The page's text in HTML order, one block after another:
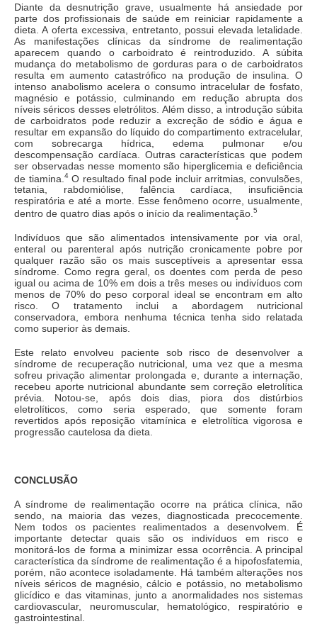
Diante da desnutrição grave, usualmente há ansiedade por
parte dos profissionais de saúde em reiniciar rapidamente a
dieta. A oferta excessiva, entretanto, possui elevada letalidade.
As manifestações clínicas da síndrome de realimentação
aparecem quando o carboidrato é reintroduzido. A súbita
mudança do metabolismo de gorduras para o de carboidratos
resulta em aumento catastrófico na produção de insulina. O
intenso anabolismo acelera o consumo intracelular de fosfato,
magnésio e potássio, culminando em redução abrupta dos
níveis séricos desses eletrólitos. Além disso, a introdução súbita
de carboidratos pode reduzir a excreção de sódio e água e
resultar em expansão do líquido do compartimento extracelular,
com sobrecarga hídrica, edema pulmonar e/ou
descompensação cardíaca. Outras características que podem
ser observadas nesse momento são hiperglicemia e deficiência
de tiamina. 4O resultado final pode incluir arritmias, convulsões,
tetania, rabdomiólise, falência cardíaca, insuficiência
respiratória e até a morte. Esse fenômeno ocorre, usualmente,
dentro de quatro dias após o início da realimentação. 5
Indivíduos que são alimentados intensivamente por via oral,
enteral ou parenteral após nutrição cronicamente pobre por
qualquer razão são os mais susceptíveis a apresentar essa
síndrome. Como regra geral, os doentes com perda de peso
igual ou acima de 10% em dois a três meses ou indivíduos com
menos de 70% do peso corporal ideal se encontram em alto
risco. O tratamento inclui a abordagem nutricional
conservadora, embora nenhuma técnica tenha sido relatada
como superior às demais.
Este relato envolveu paciente sob risco de desenvolver a
síndrome de recuperação nutricional, uma vez que a mesma
sofreu privação alimentar prolongada e, durante a internação,
recebeu aporte nutricional abundante sem correção eletrolítica
prévia. Notou-se, após dois dias, piora dos distúrbios
eletrolíticos, como seria esperado, que somente foram
revertidos após reposição vitamínica e eletrolítica vigorosa e
progressão cautelosa da dieta.
CONCLUSÃO
A síndrome de realimentação ocorre na prática clínica, não
sendo, na maioria das vezes, diagnosticada precocemente.
Nem todos os pacientes realimentados a desenvolvem. É
importante detectar quais são os indivíduos em risco e
monitorá-los de forma a minimizar essa ocorrência. A principal
característica da síndrome de realimentação é a hipofosfatemia,
porém, não acontece isoladamente. Há também alterações nos
níveis séricos de magnésio, cálcio e potássio, no metabolismo
glicídico e das vitaminas, junto a anormalidades nos sistemas
cardiovascular, neuromuscular, hematológico, respiratório e
gastrointestinal.